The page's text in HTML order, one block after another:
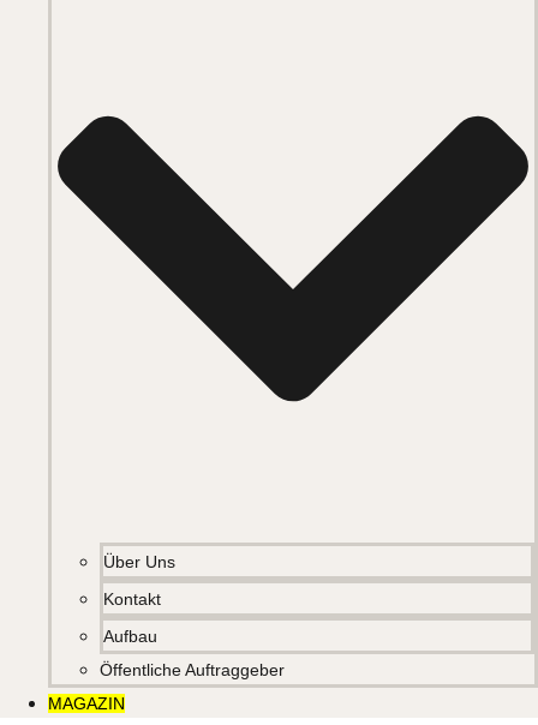
Über Uns
Kontakt
Aufbau
Öffentliche Auftraggeber
MAGAZIN